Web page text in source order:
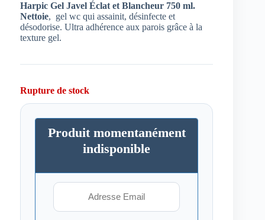
Harpic Gel Javel Éclat et Blancheur 750 ml.
Nettoie, gel wc qui assainit, désinfecte et
désodorise. Ultra adhérence aux parois grâce à la
texture gel.
Rupture de stock
Produit momentanément
indisponible